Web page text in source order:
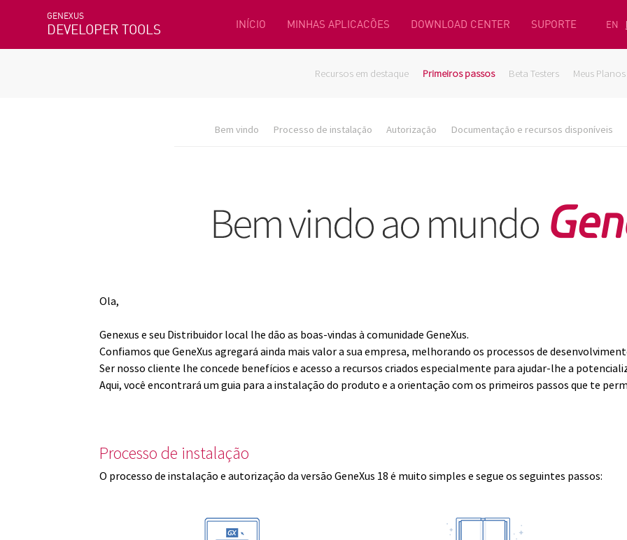
GENEXUS
DEVELOPER TOOLS INÍCIO MINHAS APLICACÕES DOWNLOAD CENTER SUPORTE EN
Recursos em destaque Primeiros passos Beta Testers Meus Planos
Bem vindo Processo de instalação Autorização Documentação e recursos disponíveis
Ola,
Genexus e seu Distribuidor local lhe dão as boas-vindas à comunidade GeneXus.
Confiamos que GeneXus agregará ainda mais valor a sua empresa, melhorando os processos de
Ser nosso cliente lhe concede benefícios e acesso a recursos criados especialmente para ajudar-lhe a
Aqui, você encontrará um guia para a instalação do produto e a orientação com os primeiros passos que te
Processo de instalação
O processo de instalação e autorização da versão GeneXus 18 é muito simples e segue os seguintes passos: